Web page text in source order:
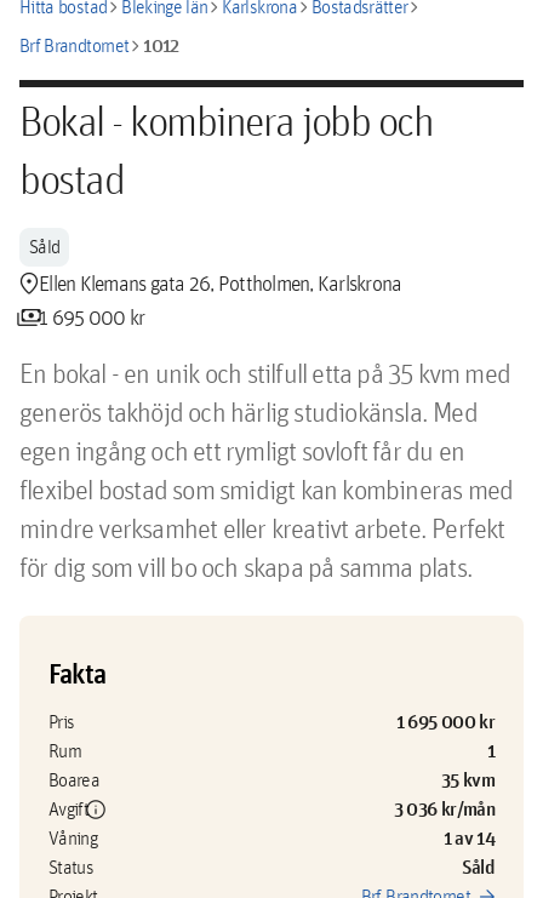
Hitta bostadchevron_rightBlekinge länchevron_rightKarlskronachevron_rightBostadsrätterchevron_right
Brf Brandtornetchevron_right1012
Bokal - kombinera jobb och
bostad
Såld
location_pinEllen Klemans gata 26, Pottholmen, Karlskrona
payments1 695 000 kr
En bokal - en unik och stilfull etta på 35 kvm med
generös takhöjd och härlig studiokänsla. Med
egen ingång och ett rymligt sovloft får du en
flexibel bostad som smidigt kan kombineras med
mindre verksamhet eller kreativt arbete. Perfekt
för dig som vill bo och skapa på samma plats.
Fakta
Pris 1 695 000 kr
Rum 1
Boarea 35 kvm
Avgiftinfo 3 036 kr/mån
Våning 1 av 14
Status Såld